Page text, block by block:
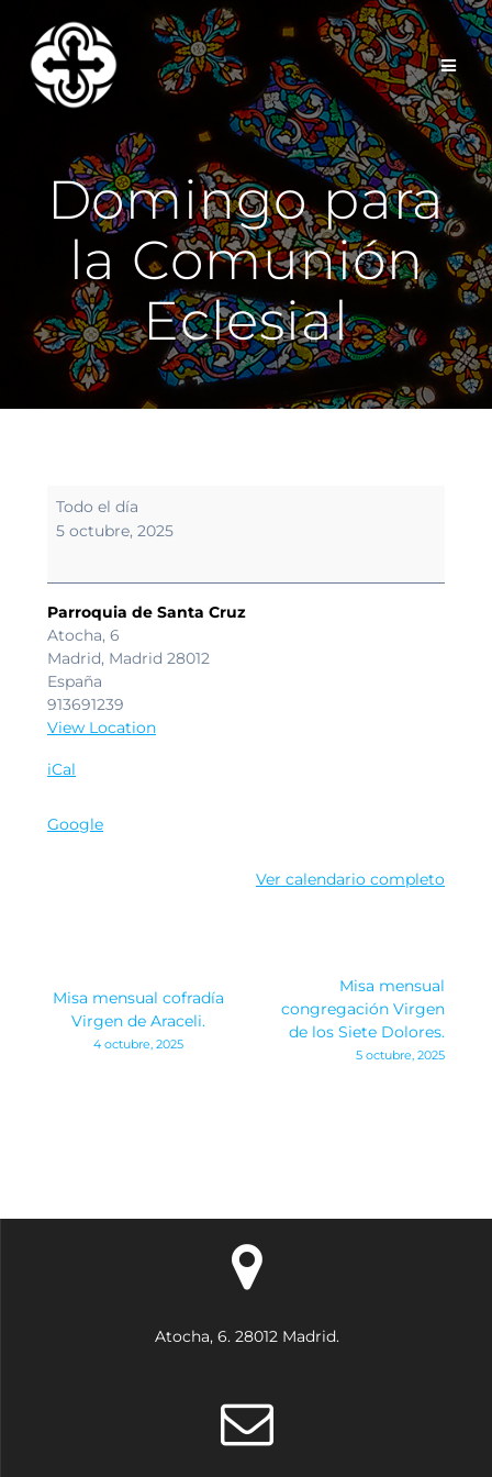
contenido
Domingo para
la Comunión
Eclesial
Domingo
para
la
Eclesial
Todo el día
5 octubre, 2025
Parroquia de Santa Cruz
Atocha, 6
Madrid, Madrid 28012
España
913691239
View Location
iCal
Google
Ver calendario completo
entradas
Misa mensual cofradía
Virgen de Araceli.
4 octubre, 2025
Misa mensual
congregación Virgen
de los Siete Dolores.
5 octubre, 2025
Atocha, 6. 28012 Madrid.